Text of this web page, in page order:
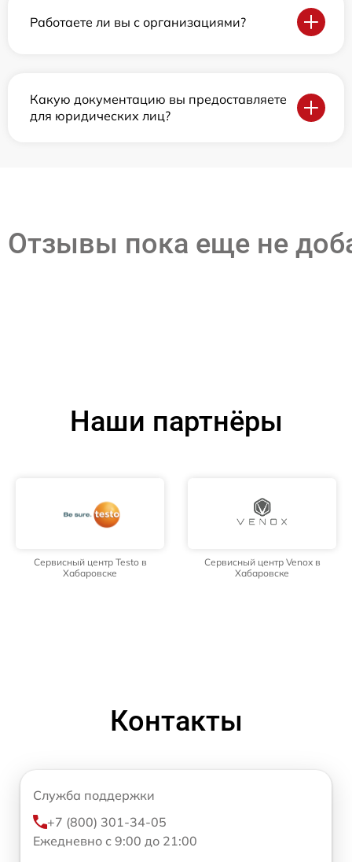
Работаете ли вы с организациями?
Какую документацию вы предоставляете
для юридических лиц?
Отзывы пока еще не
Наши партнёры
Сервисный центр Testo в
Хабаровске
Сервисный центр Venox в
Хабаровске
Контакты
Служба поддержки
+7 (800) 301-34-05
Ежедневно с 9:00 до 21:00